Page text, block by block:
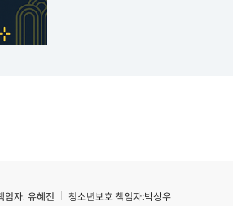
임자: 유혜진 청소년보호 책임자:박상우